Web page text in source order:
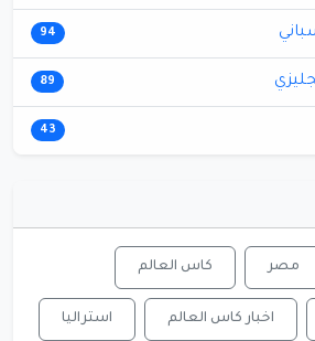
94
89
43
مصر كاس العالم
اخبار كاس العالم استراليا